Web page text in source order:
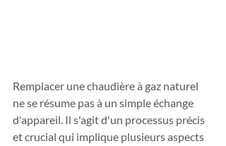
Remplacer une chaudière à gaz naturel
ne se résume pas à un simple échange
d'appareil. Il s'agit d'un processus précis
et crucial qui implique plusieurs aspects